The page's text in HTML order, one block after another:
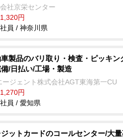
社京栄センター
円
員 / 神奈川県
車製品のバリ取り・検査・ピッキン
/日払い/工場・製造
ージェント株式会社AGT東海第一CU
円
員 / 愛知県
ットカードのコールセンター/大